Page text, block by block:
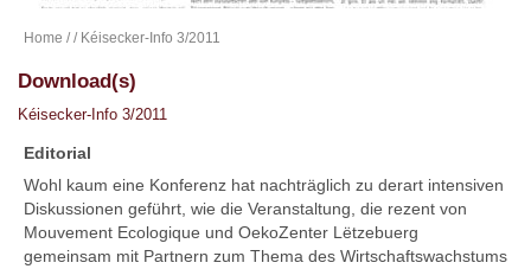
Home // Kéisecker-Info 3/2011
Download(s)
Kéisecker-Info 3/2011
Editorial
Wohl kaum eine Konferenz hat nachträglich zu derart intensiven
Diskussionen geführt, wie die Veranstaltung, die rezent von
Mouvement Ecologique und OekoZenter Lëtzebuerg
gemeinsam mit Partnern zum Thema des Wirtschaftswachstums